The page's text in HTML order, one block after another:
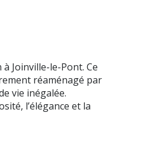
Joinville-le-Pont. Ce
réaménagé par
vie inégalée.
l’élégance et la
instants de détente